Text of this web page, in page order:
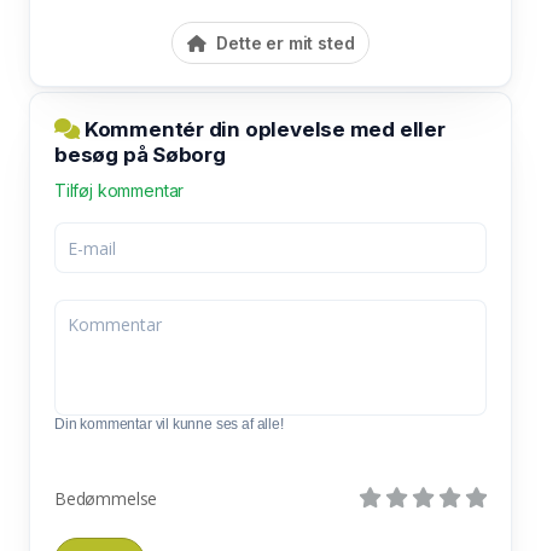
Dette er mit sted
Kommentér din oplevelse med eller
besøg på Søborg
Tilføj kommentar
Din kommentar vil kunne ses af alle!
Bedømmelse